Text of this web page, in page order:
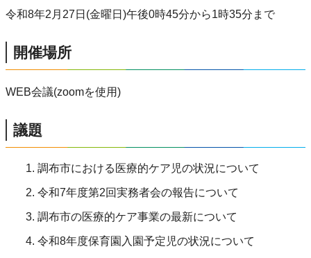
令和8年2月27日(金曜日)午後0時45分から1時35分まで
開催場所
WEB会議(zoomを使用)
議題
調布市における医療的ケア児の状況について
令和7年度第2回実務者会の報告について
調布市の医療的ケア事業の最新について
令和8年度保育園入園予定児の状況について